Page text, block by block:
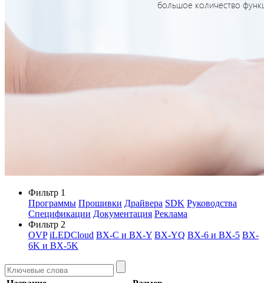
Фильтр 1
Программы Прошивки Драйвера SDK Руководства
Спецификации Документация Реклама
Фильтр 2
OVP iLEDCloud BX-C и BX-Y BX-YQ BX-6 и BX-5 BX-
6K и BX-5K